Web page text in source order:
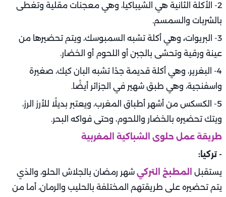
2- الأكلة الثانية هي الشيباكيا، وهي معجنات مقلية وتغطى
بالشربات والسمسم.
3- البريوات
، وهي أكلة تشبه السمبوسك، ويتم تحضيرها من
عينة ورقية وتحشى بالجبن أو اللحوم أو الخضار.
4- البغرير، وهي أكلة قديمة جدًا تشبه البان كيك، صغيرة
واسفنجية، وهي طبق شهير في الجزائر أيضًا.
5- الكسكس من أشهر أطباق المغرب، ويعتبر بديلًا للأرز الرز،
ويتك تحضيره بالخضار واللحوم، وحتى فواكه البحر.
طريقة عمل حلوى الشباكية المغربية
- تركيا:
يستقبل
المطبخ التركي شهر رمضان بالجلاش الحلو، والذي
يتم تحضيره على طريقتهم المختلفة بالحليب والرمان، أما من